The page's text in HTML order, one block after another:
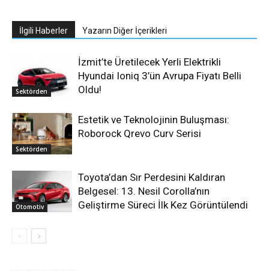
İlgili Haberler Yazarın Diğer İçerikleri
Sektörden
İzmit’te Üretilecek Yerli Elektrikli
Hyundai Ioniq 3’ün Avrupa Fiyatı Belli
Oldu!
Sektörden
Estetik ve Teknolojinin Buluşması:
Roborock Qrevo Curv Serisi
Otomotiv
Toyota’dan Sır Perdesini Kaldıran
Belgesel: 13. Nesil Corolla’nın
Geliştirme Süreci İlk Kez Görüntülendi